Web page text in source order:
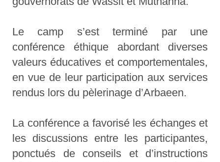
Le camp s’est terminé par une
conférence éthique abordant diverses
valeurs éducatives et comportementales,
en vue de leur participation aux services
rendus lors du pèlerinage d’Arbaeen.
La conférence a favorisé les échanges et
les discussions entre les participantes,
ponctués de conseils et d’instructions